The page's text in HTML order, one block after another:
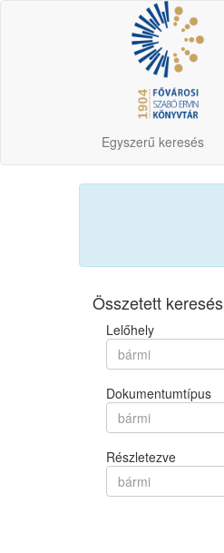
Egyszerű keresés
Összetett keresés
Lelőhely
bármi
Dokumentumtípus
bármi
Részletezve
bármi